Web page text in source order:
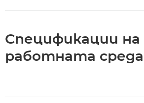
Спецификации на
работната среда